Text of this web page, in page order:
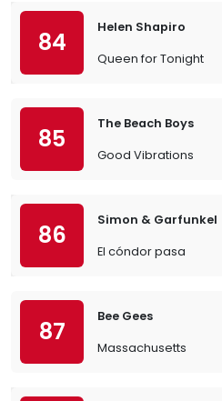
84
Helen Shapiro
Queen for Tonight
85
The Beach Boys
Good Vibrations
86
Simon & Garfunkel
El cóndor pasa
87
Bee Gees
Massachusetts